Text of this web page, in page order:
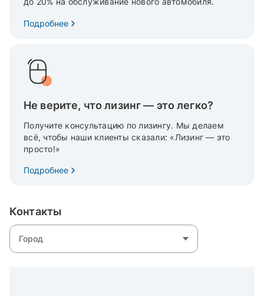
Подробнее
Не верите, что лизинг — это легко?
Получите консультацию по лизингу. Мы делаем
всё, чтобы наши клиенты сказали: «Лизинг — это
просто!»
Подробнее
Контакты
Город